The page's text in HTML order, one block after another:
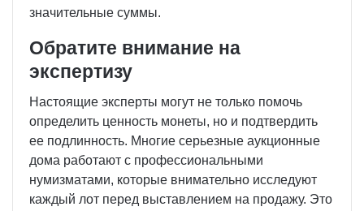
значительные суммы.
Обратите внимание на
экспертизу
Настоящие эксперты могут не только помочь
определить ценность монеты, но и подтвердить
ее подлинность. Многие серьезные аукционные
дома работают с профессиональными
нумизматами, которые внимательно исследуют
каждый лот перед выставлением на продажу. Это